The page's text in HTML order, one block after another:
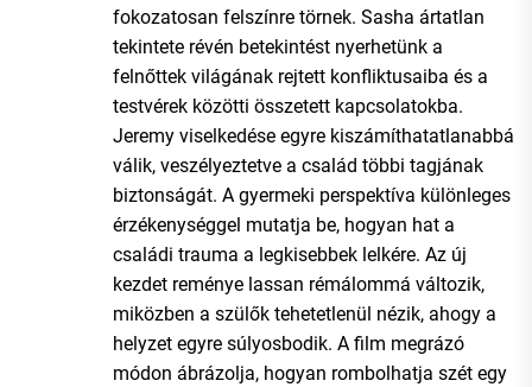
fokozatosan felszínre törnek. Sasha ártatlan
tekintete révén betekintést nyerhetünk a
felnőttek világának rejtett konfliktusaiba és a
testvérek közötti összetett kapcsolatokba.
Jeremy viselkedése egyre kiszámíthatatlanabbá
válik, veszélyeztetve a család többi tagjának
biztonságát. A gyermeki perspektíva különleges
érzékenységgel mutatja be, hogyan hat a
családi trauma a legkisebbek lelkére. Az új
kezdet reménye lassan rémálommá változik,
miközben a szülők tehetetlenül nézik, ahogy a
helyzet egyre súlyosbodik. A film megrázó
módon ábrázolja, hogyan rombolhatja szét egy